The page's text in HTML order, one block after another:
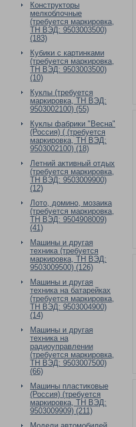
Конструкторы
мелкоблочные
(требуется маркировка,
ТН ВЭД: 9503003500)
(183)
Кубики с картинками
(требуется маркировка,
ТН ВЭД: 9503003500)
(10)
Куклы (требуется
маркировка, ТН ВЭД:
9503002100) (55)
Куклы фабрики "Весна"
(Россия) ( (требуется
маркировка, ТН ВЭД:
9503002100) (18)
Летний активный отдых
(требуется маркировка,
ТН ВЭД: 9503009900)
(12)
Лото, домино, мозаика
(требуется маркировка,
ТН ВЭД: 9504908009)
(41)
Машины и другая
техника (требуется
маркировка, ТН ВЭД:
9503009500) (126)
Машины и другая
техника на батарейках
(требуется маркировка,
ТН ВЭД: 9503004900)
(14)
Машины и другая
техника на
радиоуправлении
(требуется маркировка,
ТН ВЭД: 9503007500)
(66)
Машины пластиковые
(Россия) (требуется
маркировка, ТН ВЭД:
9503009909) (211)